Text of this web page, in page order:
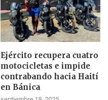
Ejército recupera cuatro
motocicletas e impide
contrabando hacia Haití
en Bánica